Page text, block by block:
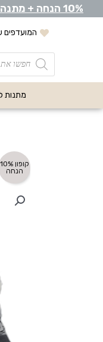
10% הנחה + מתנה
המועדפים
מתנות
קופון 10%
הנחה